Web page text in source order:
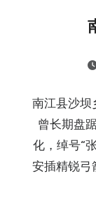
南江县沙坝
曾长期盘
化，绰号“
安插精锐弓